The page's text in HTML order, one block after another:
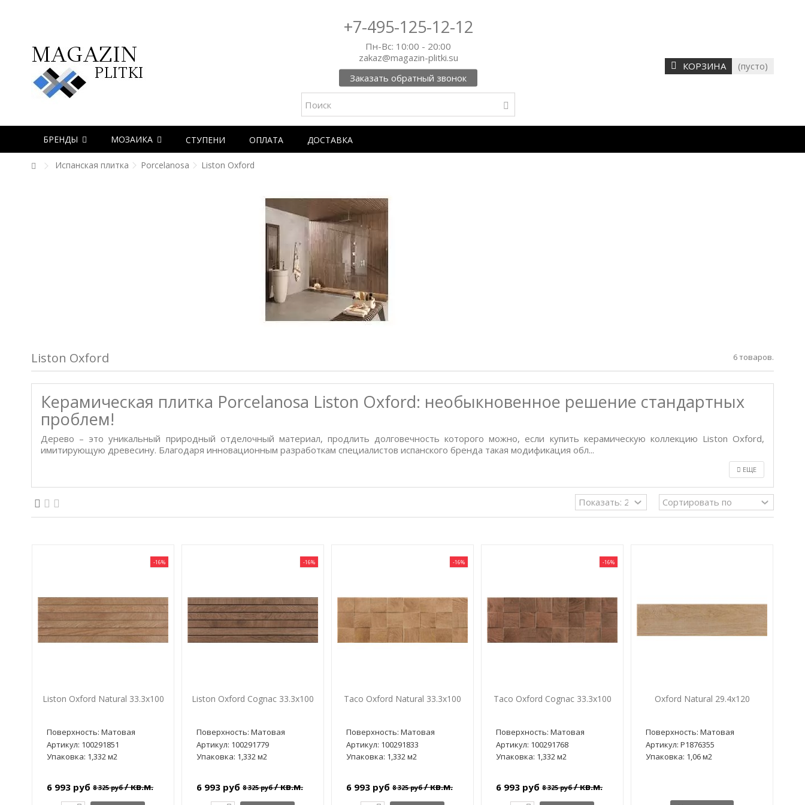
+7-495-125-12-12
Пн-Вс: 10:00 - 20:00
zakaz@magazin-plitki.su
Заказать обратный звонок
КОРЗИНА (пусто)
БРЕНДЫ МОЗАИКА СТУПЕНИ ОПЛАТА ДОСТАВКА
Испанская плитка Porcelanosa Liston Oxford
Liston Oxford 6 товаров.
Керамическая плитка Porcelanosa Liston Oxford: необыкновенное решение стандартных
проблем!
Дерево – это уникальный природный отделочный материал, продлить долговечность которого можно, если купить керамическую коллекцию Liston Oxford,
имитирующую древесину. Благодаря инновационным разработкам специалистов испанского бренда такая модификация обл...
ЕЩЕ
-16%
Liston Oxford Natural 33.3x100
Поверхность: Матовая
Артикул: 100291851
Упаковка: 1,332 м2
6 993 руб 8 325 руб/ кв.м.
-16%
Liston Oxford Cognac 33.3x100
Поверхность: Матовая
Артикул: 100291779
Упаковка: 1,332 м2
6 993 руб 8 325 руб/ кв.м.
-16%
Taco Oxford Natural 33.3x100
Поверхность: Матовая
Артикул: 100291833
Упаковка: 1,332 м2
6 993 руб 8 325 руб/ кв.м.
-16%
Taco Oxford Cognac 33.3x100
Поверхность: Матовая
Артикул: 100291768
Упаковка: 1,332 м2
6 993 руб 8 325 руб/ кв.м.
Oxford Natural 29.4x120
Поверхность: Матовая
Артикул: P1876355
Упаковка: 1,06 м2